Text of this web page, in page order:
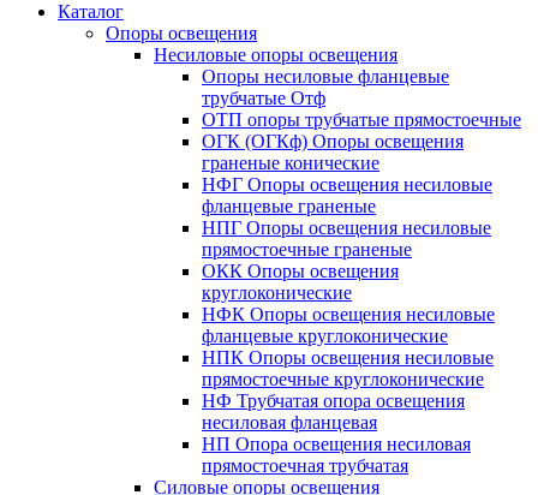
Каталог
Опоры освещения
Несиловые опоры освещения
Опоры несиловые фланцевые
трубчатые Отф
ОТП опоры трубчатые прямостоечные
ОГК (ОГКф) Опоры освещения
граненые конические
НФГ Опоры освещения несиловые
фланцевые граненые
НПГ Опоры освещения несиловые
прямостоечные граненые
ОКК Опоры освещения
круглоконические
НФК Опоры освещения несиловые
фланцевые круглоконические
НПК Опоры освещения несиловые
прямостоечные круглоконические
НФ Трубчатая опора освещения
несиловая фланцевая
НП Опора освещения несиловая
прямостоечная трубчатая
Силовые опоры освещения